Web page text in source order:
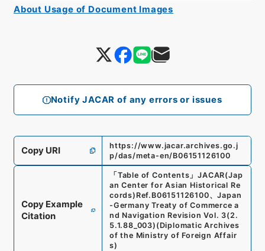
Notify JACAR of any errors or issues
Copy URI
https://www.jacar.archives.go.j
p/das/meta-en/B06151126100
Copy Example
Citation
「 Table of Contents 」JACAR(Jap
an Center for Asian Historical Re
cords) Ref. B06151126100、Japan
-Germany Treaty of Commerce a
nd Navigation Revision Vol. 3(2.
5.1.88_003) (Diplomatic Archives
of the Ministry of Foreign Affair
s)
About Usage of Document Images